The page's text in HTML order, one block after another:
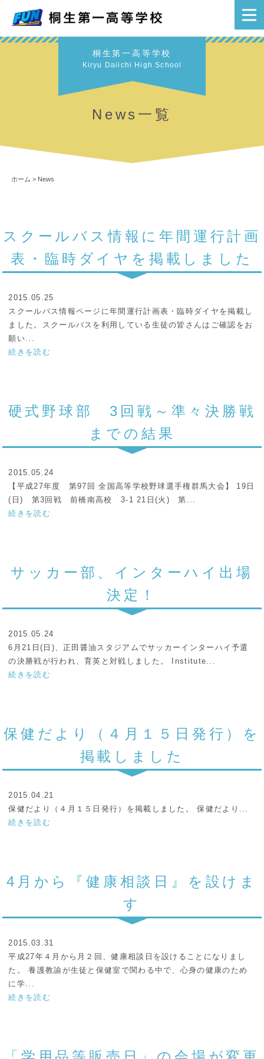
桐生第一高等学校
Kiryu Daiichi High School
News一覧
ホーム > News
スクールバス情報に年間運行計画
表・臨時ダイヤを掲載しました
2015.05.25
スクールバス情報ページに年間運行計画表・臨時ダイヤを掲載し
ました。スクールバスを利用している生徒の皆さんはご確認をお
願い...
続きを読む
硬式野球部 3回戦～準々決勝戦
までの結果
2015.05.24
【平成27年度 第97回 全国高等学校野球選手権群馬大会】 19日
(日) 第3回戦 前橋南高校 3-1 21日(火) 第...
続きを読む
サッカー部、インターハイ出場
決定！
2015.05.24
6月21日(日)、正田醤油スタジアムでサッカーインターハイ予選
の決勝戦が行われ、育英と対戦しました。 Institute...
続きを読む
保健だより（４月１５日発行）を
掲載しました
2015.04.21
保健だより（４月１５日発行）を掲載しました。 保健だより...
続きを読む
4月から『健康相談日』を設けま
す
2015.03.31
平成27年４月から月２回、健康相談日を設けることになりまし
た。 養護教諭が生徒と保健室で関わる中で、心身の健康のため
に学...
続きを読む